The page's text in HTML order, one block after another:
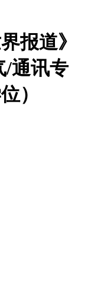
报道》
/通讯专
）